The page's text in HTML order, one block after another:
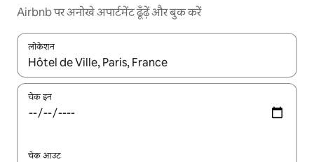
Airbnb पर अनोखे अपार्टमेंट ढूँढ़ें और बुक करें
लोकेशन
नतीजों के उपलब्ध होने पर, अप और डाउन 'ऐरो की' का इस्तेमाल करके नेविगेट
चेक इन
चेक आउट